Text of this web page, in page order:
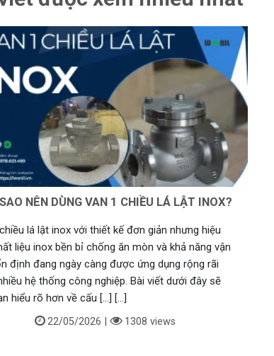
NÊN DÙNG VAN 1 CHIỀU LÁ LẬT INOX?
lá lật inox với thiết kế đơn giản nhưng hiệu
liệu inox bền bỉ chống ăn mòn và khả năng vận
định đang ngày càng được ứng dụng rộng rãi
hệ thống công nghiệp. Bài viết dưới đây sẽ
hiểu rõ hơn về cấu [...] [...]
22/05/2026 1308 views